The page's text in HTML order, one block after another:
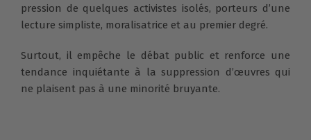
pression de quelques activistes isolés, porteurs d’une
lecture simpliste, moralisatrice et au premier degré.
Surtout, il empêche le débat public et renforce une
tendance inquiétante à la suppression d’œuvres qui
ne plaisent pas à une minorité bruyante.